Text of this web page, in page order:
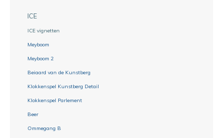
ICE
ICE vignetten
Meyboom
Meyboom 2
Beiaard van de Kunstberg
Klokkenspel Kunstberg Detail
Klokkenspel Parlement
Beer
Ommegang B